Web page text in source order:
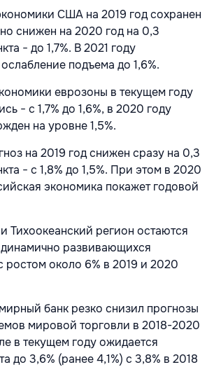
США на 2019 год сохранен
снижен на 2020 год на 0,3
− до 1,7%. В 2021 году
подъема до 1,6%.
еврозоны в текущем году
− с 1,7% до 1,6%, в 2020 году
на уровне 1,5%.
на 2019 год снижен сразу на 0,3
− с 1,8% до 1,5%. При этом в 2020
экономика покажет годовой
Тихоокеанский регион остаются
развивающихся
ростом около 6% в 2019 и 2020
банк резко снизил прогнозы
мировой торговли в 2018-2020
в текущем году ожидается
до 3,6% (ранее 4,1%) с 3,8% в 2018